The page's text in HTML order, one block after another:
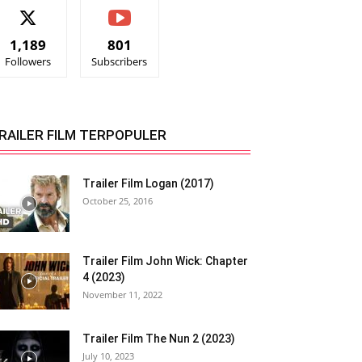
1,189
Followers
801
Subscribers
FILM TERPOPULER
Trailer Film Logan (2017)
October 25, 2016
Trailer Film John Wick: Chapter
4 (2023)
November 11, 2022
Trailer Film The Nun 2 (2023)
July 10, 2023